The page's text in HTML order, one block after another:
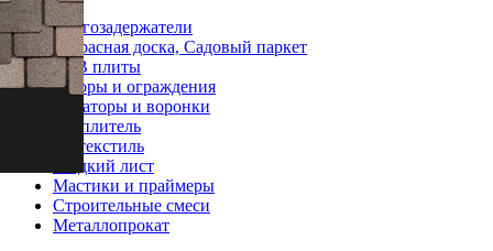
Снегозадержатели
Террасная доска, Садовый паркет
OSB плиты
Заборы и ограждения
Аэраторы и воронки
Утеплитель
Геотекстиль
Гладкий лист
Мастики и праймеры
Строительные смеси
Металлопрокат